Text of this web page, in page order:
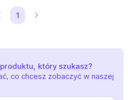
1
który szukasz?
co chcesz zobaczyć w naszej